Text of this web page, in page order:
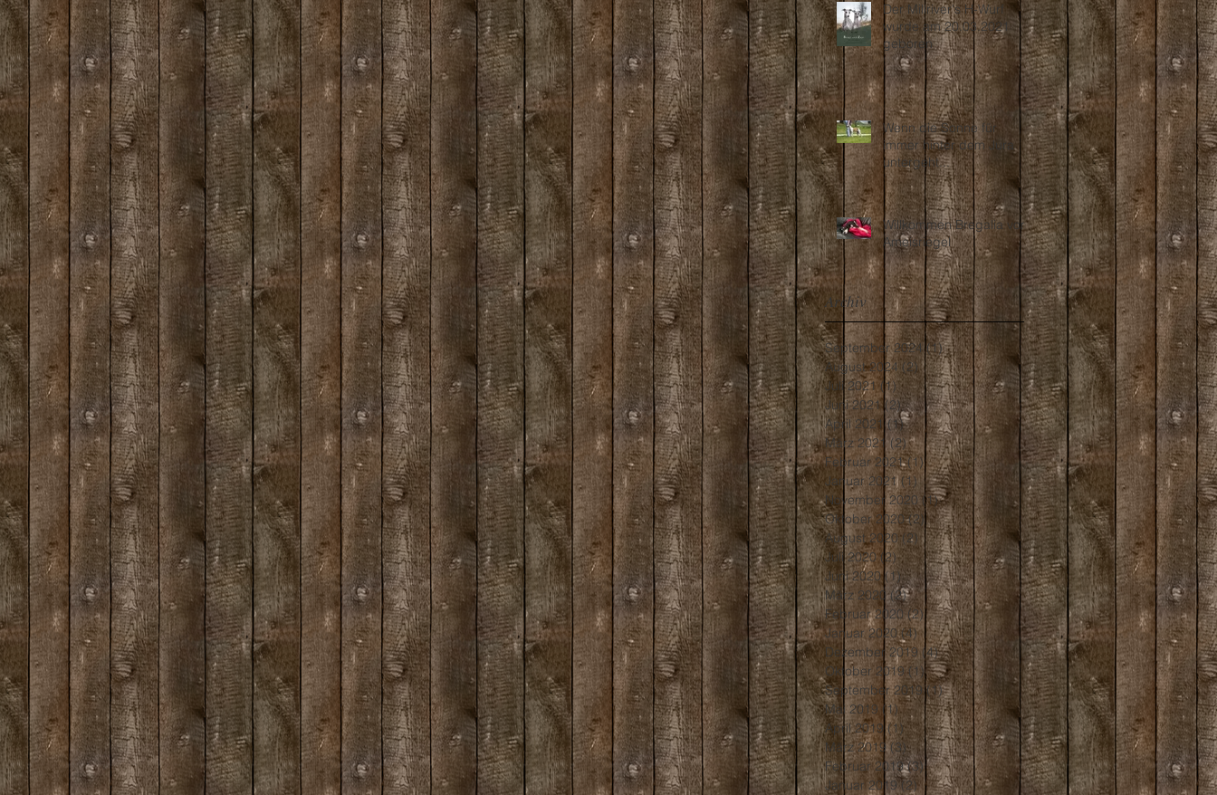
Der Millriver's H-Wurf
wurde am 20.03.2021
geboren
Wenn die Sonne für
immer hinter dem Jura
untergeht...
Willkommen Bregalia vom
Ameisriegel
Archiv
September 2024 (1)1 Beitrag
August 2024 (2)2 Beiträge
Juli 2021 (1)1 Beitrag
Juni 2021 (2)2 Beiträge
April 2021 (1)1 Beitrag
März 2021 (2)2 Beiträge
Februar 2021 (1)1 Beitrag
Januar 2021 (1) 1 Beitrag
November 2020 (1)1 Beitrag
Oktober 2020 (2)2 Beiträge
August 2020 (2) 2 Beiträge
Juli 2020 (2)2 Beiträge
Juni 2020 (1)1 Beitrag
März 2020 (2)2 Beiträge
Februar 2020 (2)2 Beiträge
Januar 2020 (4)4 Beiträge
Dezember 2019 (4)4 Beiträge
Oktober 2019 (1)1 Beitrag
September 2019 (1)1 Beitrag
Mai 2019 (1)1 Beitrag
April 2019 (1)1 Beitrag
März 2019 (3)3 Beiträge
Februar 2019 (3)3 Beiträge
Januar 2019 (2)2 Beiträge